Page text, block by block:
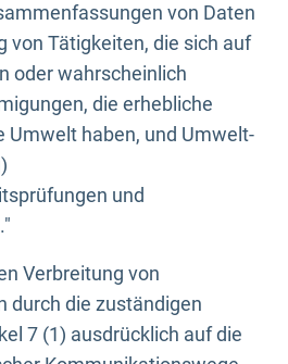
von Daten
von Tätigkeiten, die sich auf
oder wahrscheinlich
die erhebliche
Umwelt haben, und Umwelt-
und
Verbreitung von
durch die zuständigen
7 (1) ausdrücklich auf die